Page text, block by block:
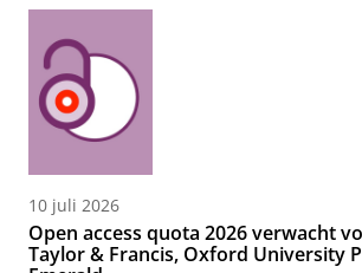
10 juli 2026
Open access quota 2026 verwacht
Taylor & Francis, Oxford University